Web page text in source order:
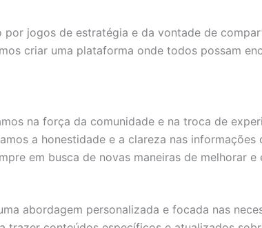
por jogos de estratégia e da vontade de
criar uma plataforma onde todos possam
na força da comunidade e na troca de
a honestidade e a clareza nas informações
em busca de novas maneiras de melhorar
abordagem personalizada e focada nas